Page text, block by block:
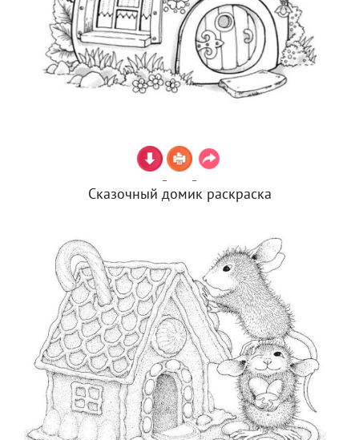
Сказочный домик раскраска